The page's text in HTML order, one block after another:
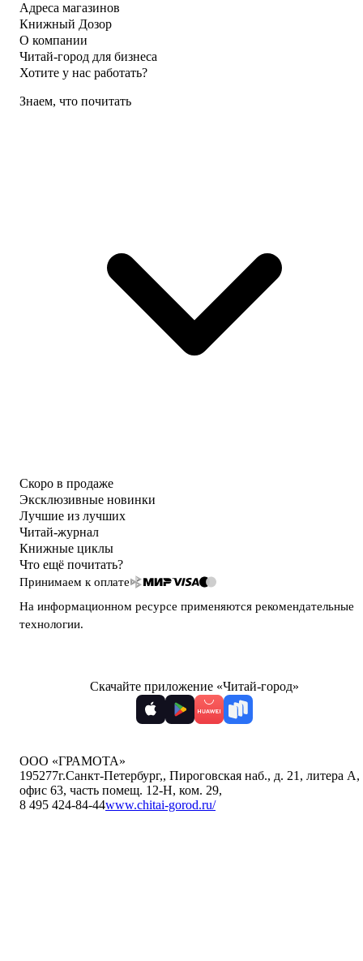
Адреса магазинов
Книжный Дозор
О компании
Читай-город для бизнеса
Хотите у нас работать?
Знаем, что почитать
Скоро в продаже
Эксклюзивные новинки
Лучшие из лучших
Читай-журнал
Книжные циклы
Что ещё почитать?
Принимаем к оплате
На информационном ресурсе применяются рекомендательные
технологии.
Скачайте приложение «Читай-город»
ООО «ГРАМОТА»
195277г.Санкт-Петербург,, Пироговская наб., д. 21, литера А,
офис 63, часть помещ. 12-Н, ком. 29,
8 495 424-84-44www.chitai-gorod.ru/